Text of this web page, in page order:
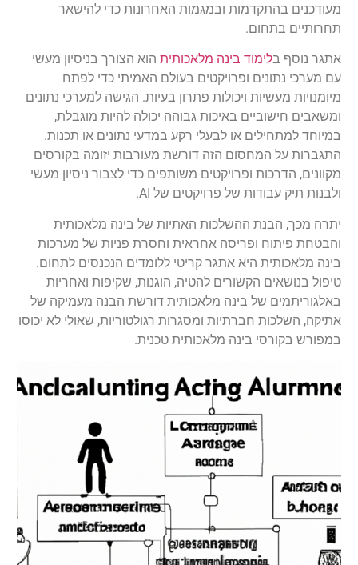
מעודכנים בהתקדמות ובמגמות האחרונות כדי להישאר
תחרותיים בתחום.
אתגר נוסף בלימוד בינה מלאכותית הוא הצורך בניסיון מעשי
עם מערכי נתונים ופרויקטים בעולם האמיתי כדי לפתח
מיומנויות מעשיות ויכולות פתרון בעיות. הגישה למערכי נתונים
ומשאבים חישוביים באיכות גבוהה יכולה להיות מוגבלת,
במיוחד למתחילים או לבעלי רקע במדעי נתונים או תכנות.
התגברות על המחסום הזה דורשת מעורבות יזומה בקורסים
מקוונים, הדרכות ופרויקטים משותפים כדי לצבור ניסיון מעשי
ולבנות תיק עבודות של פרויקטים של AI.
יתרה מכך, הבנת ההשלכות האתיות של בינה מלאכותית
והבטחת פיתוח ופריסה אחראית וחסרת פניות של מערכות
בינה מלאכותית היא אתגר קריטי ללומדים הנכנסים לתחום.
טיפול בנושאים הקשורים להטיה, הוגנות, שקיפות ואחריות
באלגוריתמים של בינה מלאכותית דורשת הבנה מעמיקה של
אתיקה, השלכות חברתיות ומסגרות רגולטוריות, שאולי לא יכוסו
במפורש בקורסי בינה מלאכותית טכנית.